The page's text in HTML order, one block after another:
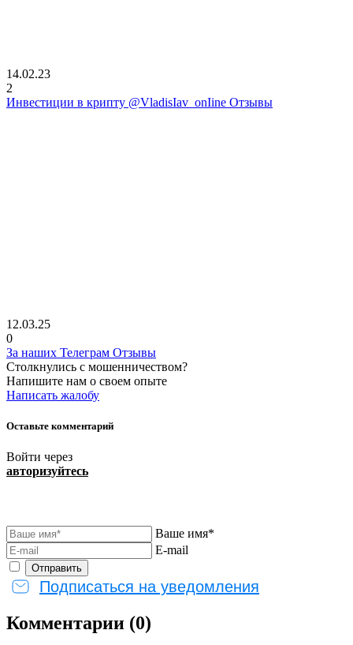
14.02.23
2
Инвестиции в крипту @VladisIav_onIine Отзывы
12.03.25
0
За наших Телеграм Отзывы
Столкнулись с мошенничеством?
Напишите нам о своем опыте
Написать жалобу
Оставьте комментарий
Войти через
авторизуйтесь
Ваше имя*
E-mail
Подписаться на уведомления
Комментарии (0)